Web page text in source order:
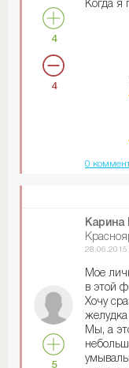
и
было и
от
около
стал
Из
4
4
Когда я
0
5
Карина
28.06.2015
Мое
в этой
Хочу
желудка
Мы, а